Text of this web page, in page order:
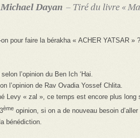
Michael Dayan – Tiré du livre «
pour faire la bérakha « ACHER YATSAR » ?
l’opinion du Ben Ich ‘Hai.
l’opinion de Rav Ovadia Yossef Chlita.
Levy « zal », ce temps est encore plus long
ème opinion, si on a de nouveau besoin
bénédiction.